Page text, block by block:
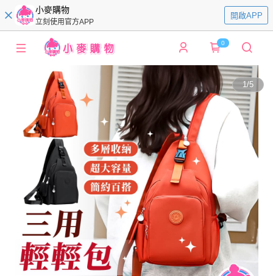
小麥購物
立刻使用官方APP
開啟APP
0
1/5